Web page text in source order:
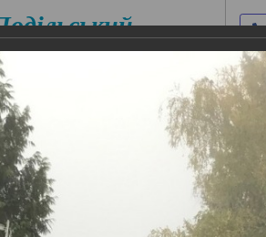
ЦИКЛОВІ КОМІСІЇ